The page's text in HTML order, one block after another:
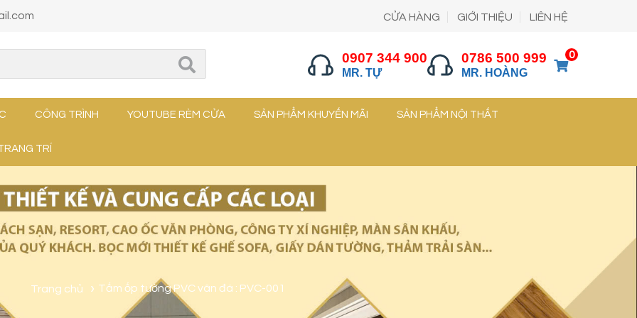
CỬA HÀNG GIỚI THIỆU LIÊN HỆ
0907 344 900
MR. TỰ
0786 500 999
MR. HOÀNG
0
CÔNG TRÌNH YOUTUBE RÈM CỬA SẢN PHẨM KHUYẾN MÃI SẢN PHẨM NỘI THẤT
TRÍ
Trang chủ Tấm ốp tường PVC vân đá : PVC-001